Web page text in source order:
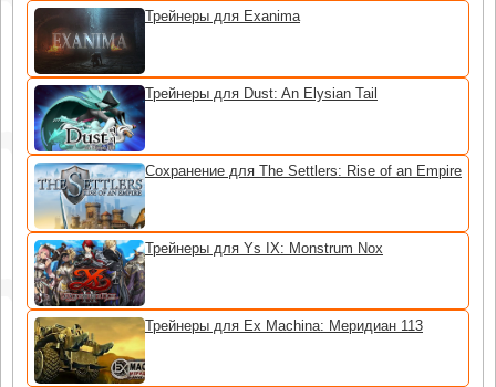
Трейнеры для Exanima
Трейнеры для Dust: An Elysian Tail
Сохранение для The Settlers: Rise of an Empire
Трейнеры для Ys IX: Monstrum Nox
Трейнеры для Ex Machina: Меридиан 113